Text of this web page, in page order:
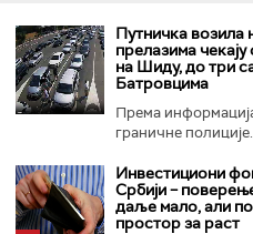
Путничка возила
прелазима
на Шиду, до три
Батровцима
Према
граничне
Инвестициони
Србији –
даље мало, али
простор за раст